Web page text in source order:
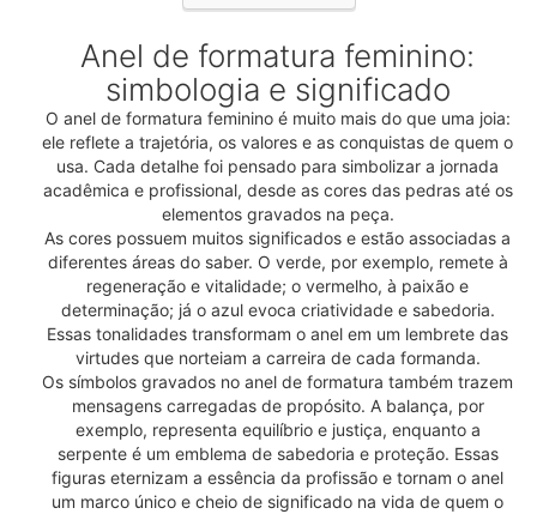
Anel de formatura feminino:
simbologia e significado
O anel de formatura feminino é muito mais do que uma joia:
ele reflete a trajetória, os valores e as conquistas de quem o
usa. Cada detalhe foi pensado para simbolizar a jornada
acadêmica e profissional, desde as cores das pedras até os
elementos gravados na peça.
As cores possuem muitos significados e estão associadas a
diferentes áreas do saber. O verde, por exemplo, remete à
regeneração e vitalidade; o vermelho, à paixão e
determinação; já o azul evoca criatividade e sabedoria.
Essas tonalidades transformam o anel em um lembrete das
virtudes que norteiam a carreira de cada formanda.
Os símbolos gravados no anel de formatura também trazem
mensagens carregadas de propósito. A balança, por
exemplo, representa equilíbrio e justiça, enquanto a
serpente é um emblema de sabedoria e proteção. Essas
figuras eternizam a essência da profissão e tornam o anel
um marco único e cheio de significado na vida de quem o